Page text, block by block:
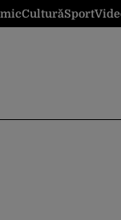
CulturăSport